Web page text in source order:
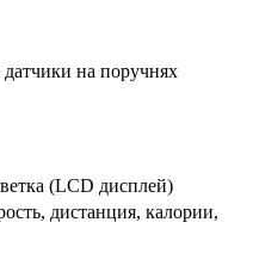
на поручнях
(LCD дисплей)
дистанция, калории,